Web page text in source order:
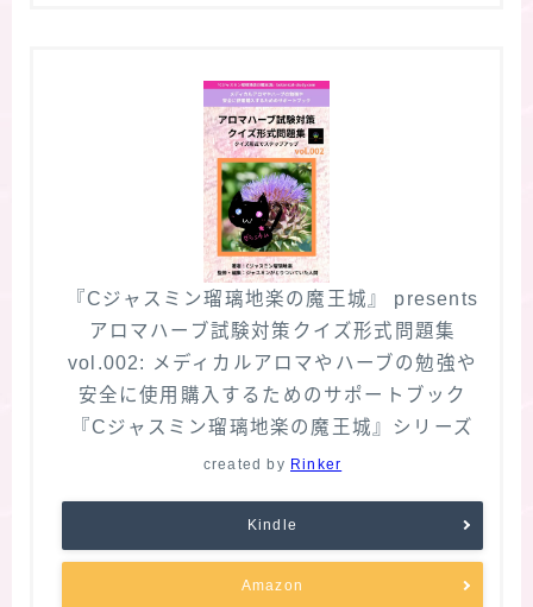
『Cジャスミン瑠璃地楽の魔王城』 presents
アロマハーブ試験対策クイズ形式問題集
vol.002: メディカルアロマやハーブの勉強や
安全に使用購入するためのサポートブック
『Cジャスミン瑠璃地楽の魔王城』シリーズ
created by Rinker
Kindle
Amazon